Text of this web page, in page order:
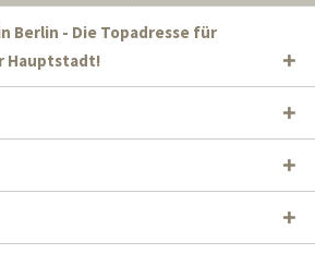
Berlin - Die Topadresse für
Hauptstadt!